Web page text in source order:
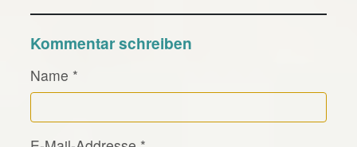
Kommentar schreiben
Name *